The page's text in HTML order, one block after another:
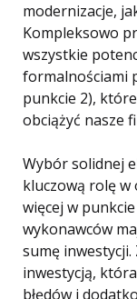
modernizacje,
Kompleksowo
wszystkie
formalnościami
punkcie 2),
obciążyć nasze
Wybór solidnej
kluczową rolę w
więcej w
wykonawców
sumę
inwestycją,
błędów i